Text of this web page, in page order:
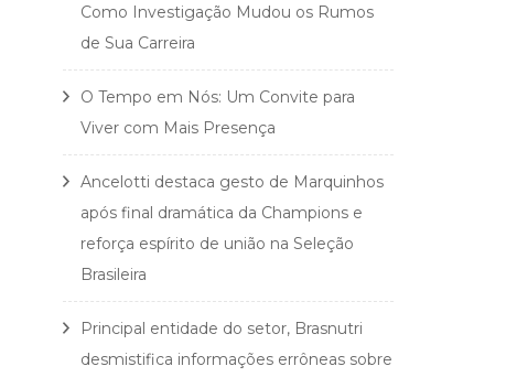
Como Investigação Mudou os Rumos
de Sua Carreira
O Tempo em Nós: Um Convite para
Viver com Mais Presença
Ancelotti destaca gesto de Marquinhos
após final dramática da Champions e
reforça espírito de união na Seleção
Brasileira
Principal entidade do setor, Brasnutri
desmistifica informações errôneas sobre